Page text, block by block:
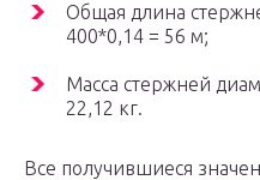
Общая длина
400*0,14 = 56 м;
Масса стержней
22,12 кг.
Все получившиеся